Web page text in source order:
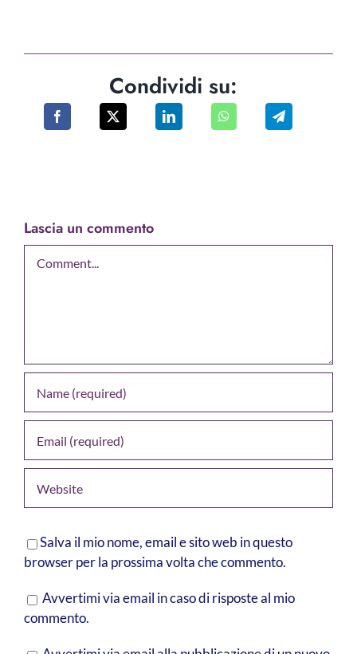
Condividi su:
Lascia un commento
Salva il mio nome, email e sito web in questo
browser per la prossima volta che commento.
Avvertimi via email in caso di risposte al mio
commento.